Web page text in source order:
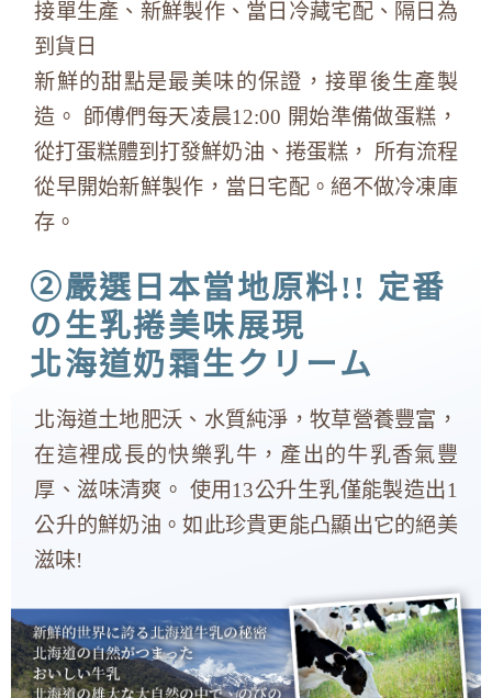
接單生產、新鮮製作、當日冷藏宅配、隔日為
到貨日
新鮮的甜點是最美味的保證，接單後生產製
造。 師傅們每天凌晨12:00 開始準備做蛋糕，
從打蛋糕體到打發鮮奶油、捲蛋糕， 所有流程
從早開始新鮮製作，當日宅配。絕不做冷凍庫
存。
②嚴選日本當地原料!! 定番
の生乳捲美味展現
北海道奶霜生クリーム
北海道土地肥沃、水質純淨，牧草營養豐富，
在這裡成長的快樂乳牛，產出的牛乳香氣豐
厚、滋味清爽。 使用13公升生乳僅能製造出1
公升的鮮奶油。如此珍貴更能凸顯出它的絕美
滋味!